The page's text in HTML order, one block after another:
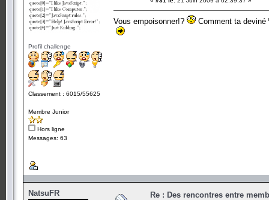
Profil challenge
Classement : 6015/55625
Membre Junior
Hors ligne
Messages: 63
Vous empoisonner!? Comment ta deviné
NatsuFR Re : Des rencontres entre